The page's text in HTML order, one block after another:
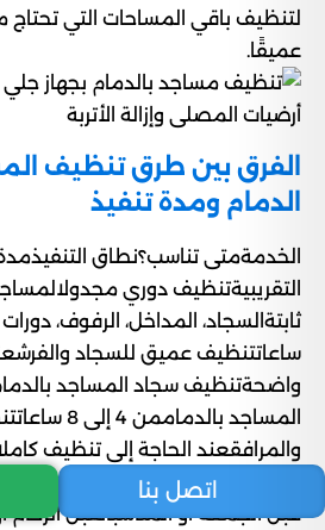
لتنظيف باقي المساحات التي تحتاج
عميقًا.
الفرق بين طرق تنظيف
الدمام ومدة تنفيذ
الخدمةمتى تناسب؟نطاق التنفيذمدة
التقريبيةتنظيف دوري
ساعاتتنظيف عميق للسجاد
واضحةتنظيف سجاد المساجد
المساجد
والمرافقعند الحاجة إلى تنظيف
قبل الجمعة أو المناسباتقبل الزحام
اتصل بنا